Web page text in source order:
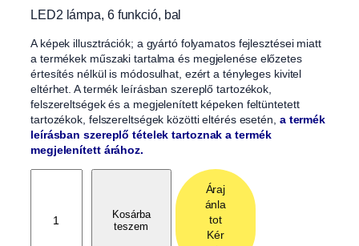
LED2 lámpa, 6 funkció, bal
A képek illusztrációk; a gyártó folyamatos fejlesztései miatt
a termékek műszaki tartalma és megjelenése előzetes
értesítés nélkül is módosulhat, ezért a tényleges kivitel
eltérhet. A termék leírásban szereplő tartozékok,
felszereltségek és a megjelenített képeken feltüntetett
tartozékok, felszereltségek közötti eltérés esetén, a termék
leírásban szereplő tételek tartoznak a termék
megjelenített árához.
Kosárba
teszem
Áraj
ánla
tot
Kér